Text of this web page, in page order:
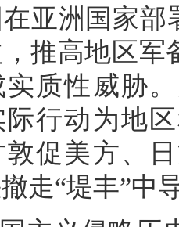
亚洲国家部
推高地区军
实质性威胁
际行动为地
敦促美方、
走“堤丰”中